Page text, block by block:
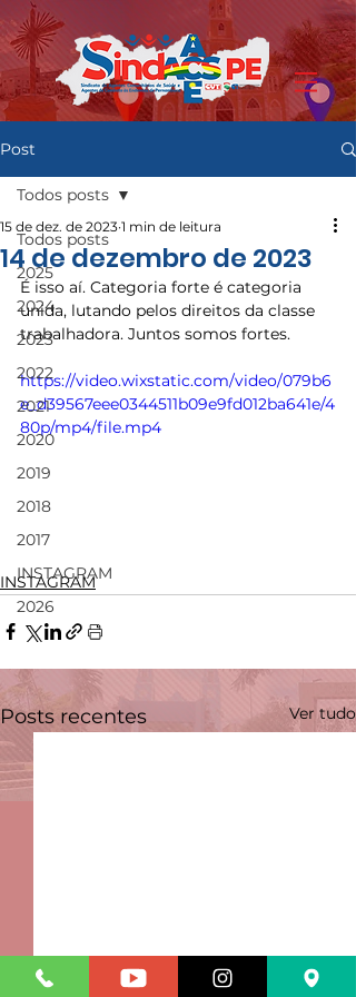
Post
Todos posts
2025
2024
2023
2022
2021
2020
2019
2018
2017
INSTAGRAM
2026
Todos posts
14 de dezembro de 2023
15 de dez. de 2023 1 min de leitura
É isso aí. Categoria forte é categoria
unida, lutando pelos direitos da classe
trabalhadora. Juntos somos fortes.
https://video.wixstatic.com/video/079b6
e_d39567eee0344511b09e9fd012ba641e/4
80p/mp4/file.mp4
INSTAGRAM
Posts recentes Ver tudo